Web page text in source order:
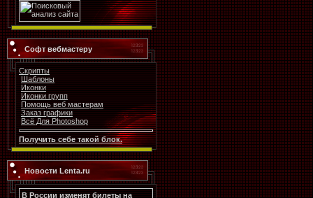
Софт вебмастеру
Скрипты
Шаблоны
Иконки
Иконки групп
Помощь веб мастерам
Заказ графики
Всё Для Photoshop
Получить себе такой блок.
Новости Lenta.ru
В России изменят билеты на